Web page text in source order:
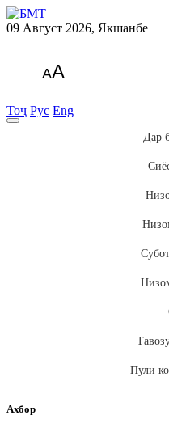
09 Август 2026, Якшанбе
AA
Тоҷ Рус Eng
Дар
Пули
Ахбор